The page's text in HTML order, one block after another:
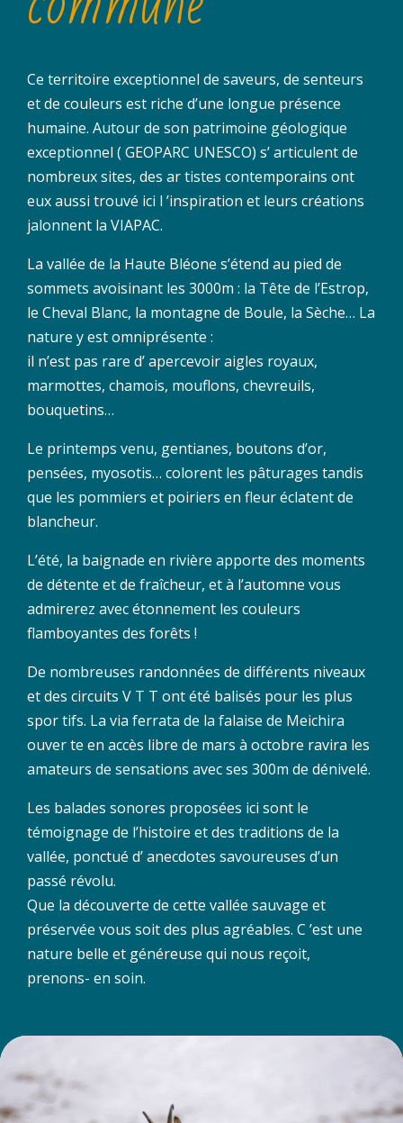
Ce territoire exceptionnel de saveurs, de senteurs
et de couleurs est riche d’une longue présence
humaine. Autour de son patrimoine géologique
exceptionnel ( GEOPARC UNESCO) s’ articulent de
nombreux sites, des ar tistes contemporains ont
eux aussi trouvé ici l ’inspiration et leurs créations
jalonnent la VIAPAC.
La vallée de la Haute Bléone s’étend au pied de
sommets avoisinant les 3000m : la Tête de l’Estrop,
le Cheval Blanc, la montagne de Boule, la Sèche… La
nature y est omniprésente :
il n’est pas rare d’ apercevoir aigles royaux,
marmottes, chamois, mouflons, chevreuils,
bouquetins…
Le printemps venu, gentianes, boutons d’or,
pensées, myosotis… colorent les pâturages tandis
que les pommiers et poiriers en fleur éclatent de
blancheur.
L’été, la baignade en rivière apporte des moments
de détente et de fraîcheur, et à l’automne vous
admirerez avec étonnement les couleurs
flamboyantes des forêts !
De nombreuses randonnées de différents niveaux
et des circuits V T T ont été balisés pour les plus
spor tifs. La via ferrata de la falaise de Meichira
ouver te en accès libre de mars à octobre ravira les
amateurs de sensations avec ses 300m de dénivelé.
Les balades sonores proposées ici sont le
témoignage de l’histoire et des traditions de la
vallée, ponctué d’ anecdotes savoureuses d’un
passé révolu.
Que la découverte de cette vallée sauvage et
préservée vous soit des plus agréables. C ’est une
nature belle et généreuse qui nous reçoit,
prenons- en soin.